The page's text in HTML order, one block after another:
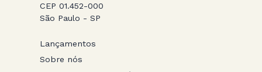
CEP 01.452-000
São Paulo - SP
Lançamentos
Sobre nós